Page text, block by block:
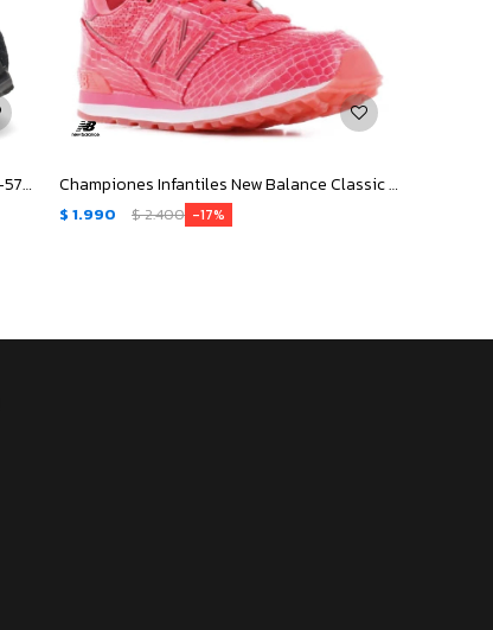
Championes de Niño New Balance New B-574 - Negro - Gris - Azul Championes Infantiles New Balance Classic Traditionnels Jrs - Rosado Coral
$ 1.990 $2.400 17